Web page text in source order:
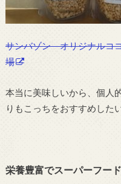
サンバゾン オリジナル
場
本当に美味しいから、個人
りもこっちをおすすめした
栄養豊富でスーパーフー